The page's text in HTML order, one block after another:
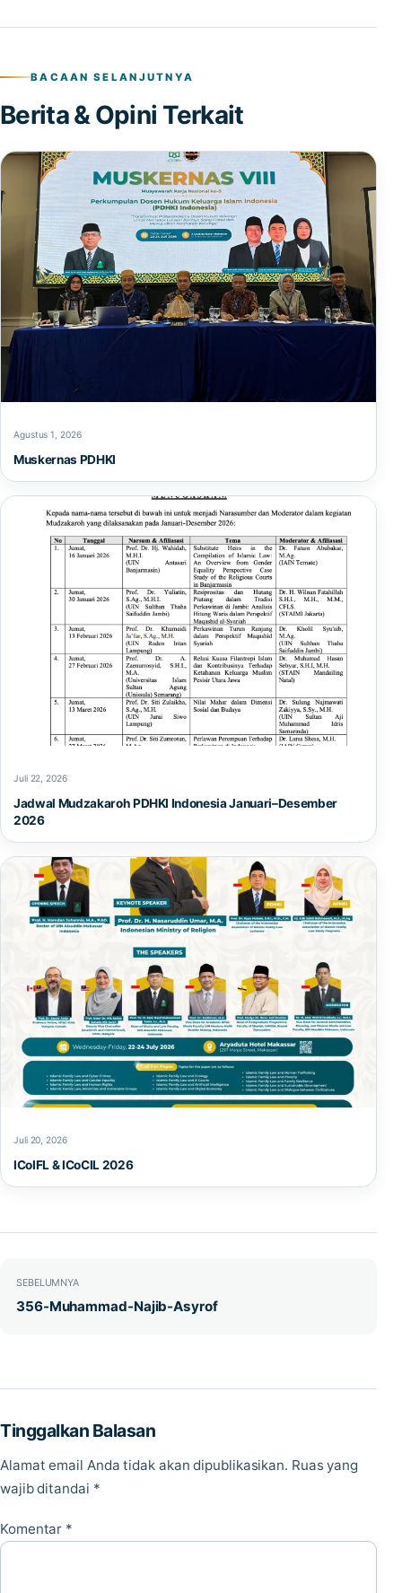
BACAAN SELANJUTNYA
Berita & Opini Terkait
Agustus 1, 2026
Muskernas PDHKI
Juli 22, 2026
Jadwal Mudzakaroh PDHKI Indonesia Januari–Desember
2026
Juli 20, 2026
ICoIFL & ICoCIL 2026
Navigasi pos
SEBELUMNYA
356-Muhammad-Najib-Asyrof
Tinggalkan Balasan
Alamat email Anda tidak akan dipublikasikan. Ruas yang
wajib ditandai *
Komentar *